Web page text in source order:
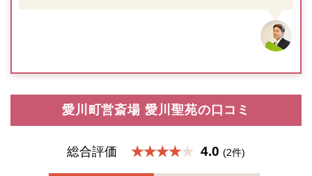
愛川町営斎場 愛川聖苑の口コミ
総合評価 ★★★★ 4.0 (2件)